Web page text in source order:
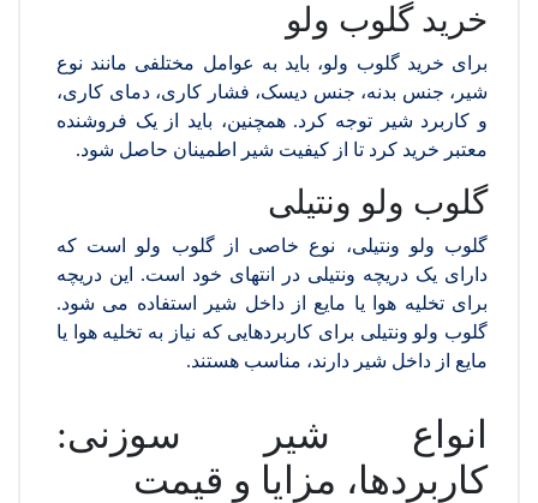
خرید گلوب ولو
برای خرید گلوب ولو، باید به عوامل مختلفی مانند نوع
شیر، جنس بدنه، جنس دیسک، فشار کاری، دمای کاری،
و کاربرد شیر توجه کرد. همچنین، باید از یک فروشنده
معتبر خرید کرد تا از کیفیت شیر اطمینان حاصل شود.
گلوب ولو ونتیلی
گلوب ولو ونتیلی، نوع خاصی از گلوب ولو است که
دارای یک دریچه ونتیلی در انتهای خود است. این دریچه
برای تخلیه هوا یا مایع از داخل شیر استفاده می شود.
گلوب ولو ونتیلی برای کاربردهایی که نیاز به تخلیه هوا یا
مایع از داخل شیر دارند، مناسب هستند.
انواع شیر سوزنی:
کاربردها، مزایا و قیمت